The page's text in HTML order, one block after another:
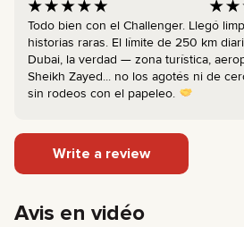
Todo bien con el Challenger. Llegó
historias raras. El límite de 250 km
Dubai, la verdad — zona turística,
Sheikh Zayed... no los agotés ni de
sin rodeos con el papeleo.
Write a review
Avis en vidéo